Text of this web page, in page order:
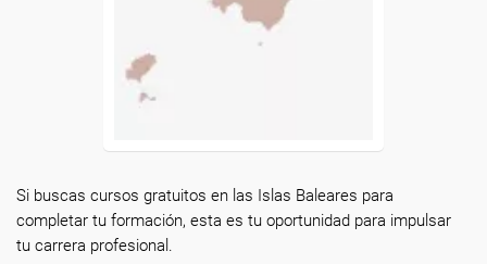
Si buscas cursos gratuitos en las Islas Baleares para
completar tu formación, esta es tu oportunidad para impulsar
tu carrera profesional.